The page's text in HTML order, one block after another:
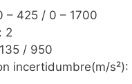
– 425 / 0 – 1700
2
/ 950
incertidumbre(m/s²):